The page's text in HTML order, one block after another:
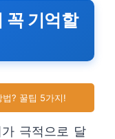
꼭 기억할
? 꿀팁 5가지!
극적으로 달